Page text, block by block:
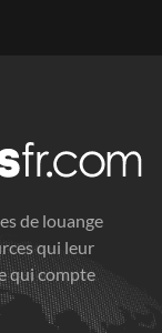
de louange
qui leur
qui compte